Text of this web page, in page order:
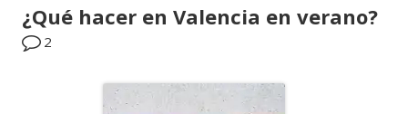
¿Qué hacer en Valencia en verano?
2